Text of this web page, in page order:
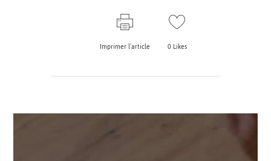
Imprimer l’article 0Likes